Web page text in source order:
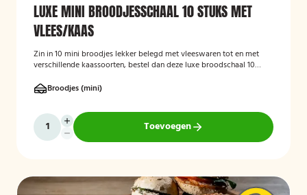
LUXE MINI BROODJESSCHAAL 10 STUKS MET
VLEES/KAAS
Zin in 10 mini broodjes lekker belegd met vleeswaren tot en met
verschillende kaassoorten, bestel dan deze luxe broodschaal 10
Broodjes (mini)
Toevoegen